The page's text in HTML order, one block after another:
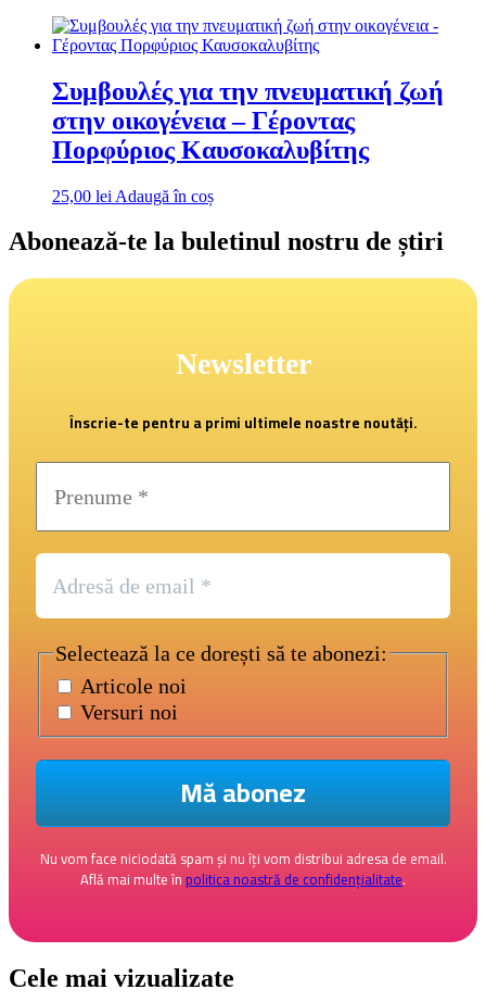
Συμβουλές για την πνευματική ζωή
στην οικογένεια – Γέροντας
Πορφύριος Καυσοκαλυβίτης
25,00 lei Adaugă în coș
Abonează-te la buletinul nostru de știri
Newsletter
Înscrie-te pentru a primi ultimele noastre noutăți.
Selectează la ce dorești să te abonezi:
Articole noi
Versuri noi
Nu vom face niciodată spam și nu îți vom distribui adresa de email.
Află mai multe înpolitica noastră de confidențialitate.
Cele mai vizualizate